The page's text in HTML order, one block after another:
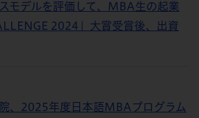
モデルを評価して、MBA生の起業
2024」大賞受賞後、出資
、2025年度日本語MBAプログラム